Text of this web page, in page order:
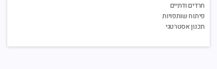
חרדים ודתיים
פיתוח שותפויות
תכנון אסטרטגי